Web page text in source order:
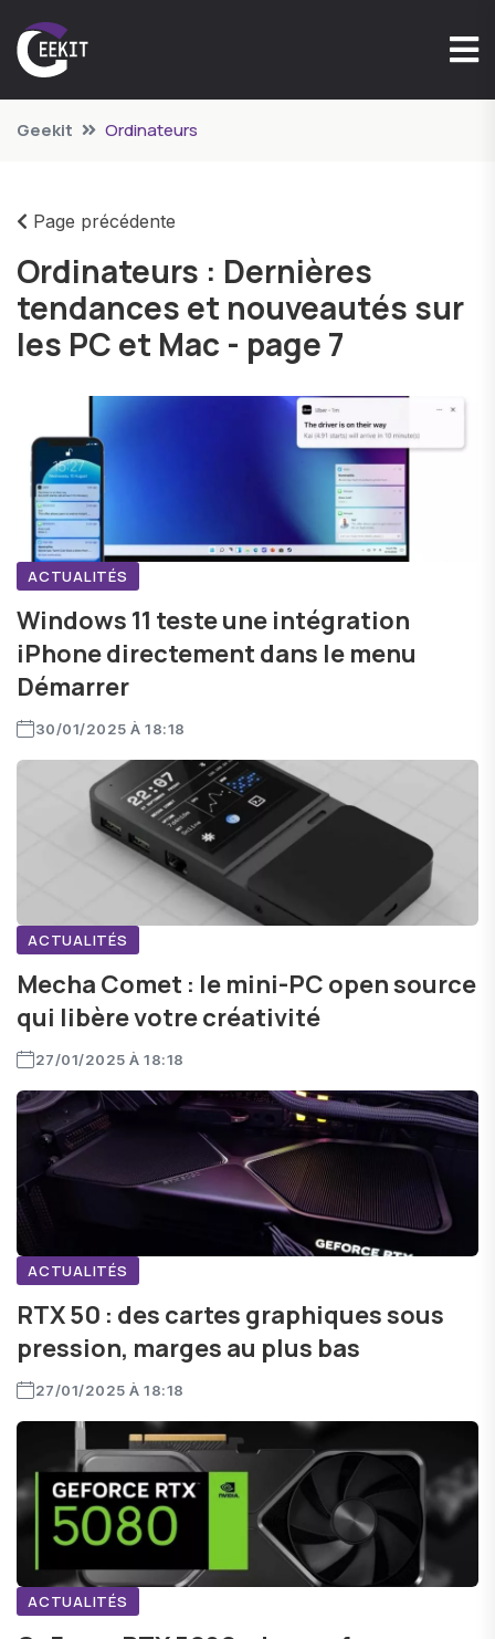
Geekit Ordinateurs
Page précédente
Ordinateurs : Dernières
tendances et nouveautés sur
les PC et Mac - page 7
ACTUALITÉS
Windows 11 teste une intégration
iPhone directement dans le menu
Démarrer
30/01/2025 À 18:18
ACTUALITÉS
Mecha Comet : le mini-PC open source
qui libère votre créativité
27/01/2025 À 18:18
ACTUALITÉS
RTX 50 : des cartes graphiques sous
pression, marges au plus bas
27/01/2025 À 18:18
ACTUALITÉS